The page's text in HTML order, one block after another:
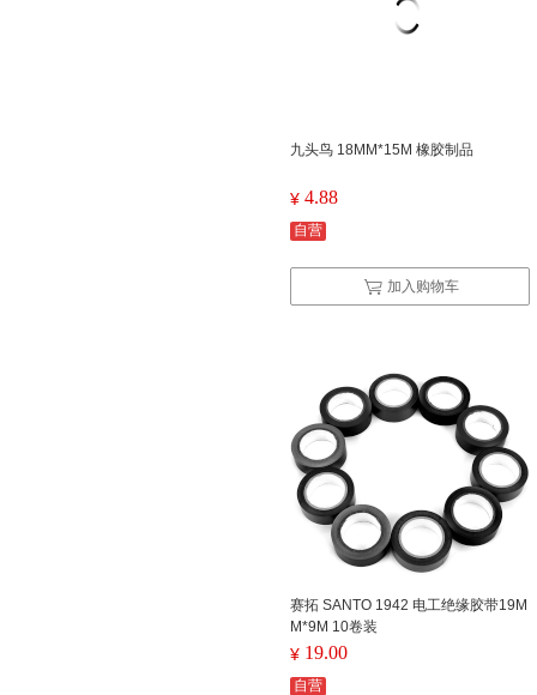
九头鸟 18MM*15M 橡胶制品
¥ 4.88
自营
加入购物车
赛拓 SANTO 1942 电工绝缘胶带19M
M*9M 10卷装
¥ 19.00
自营